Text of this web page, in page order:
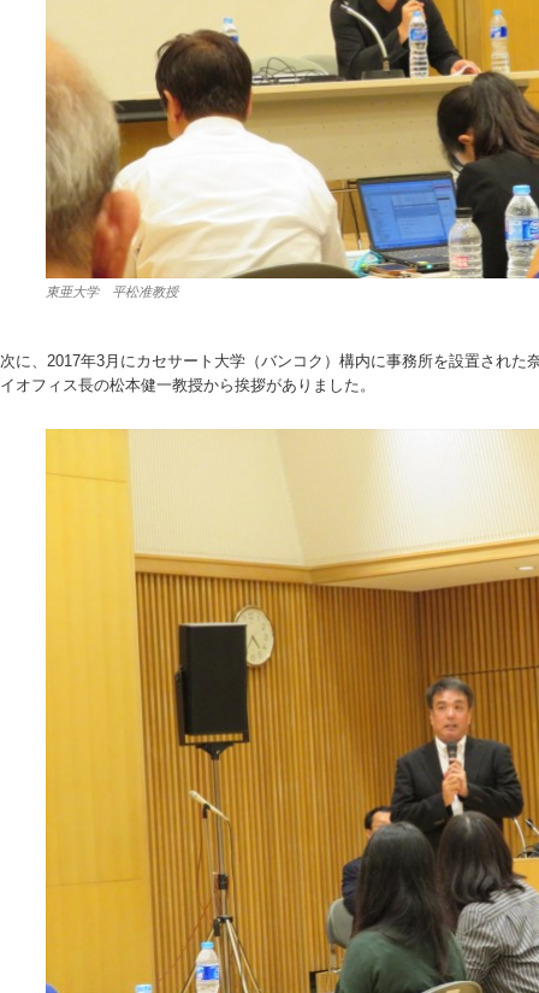
東亜大学 平松准教授
次に、2017年3月にカセサート大学（バンコク）構内に事務所を設置された
イオフィス長の松本健一教授から挨拶がありました。